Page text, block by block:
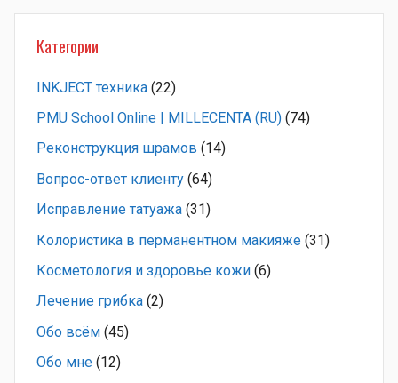
Категории
INKJECT техника (22)
PMU School Online | MILLECENTA (RU) (74)
Pеконструкция шрамов (14)
Вопрос-ответ клиенту (64)
Исправление татуажа (31)
Колористика в перманентном макияже (31)
Косметология и здоровье кожи (6)
Лечение грибка (2)
Обо всём (45)
Обо мне (12)